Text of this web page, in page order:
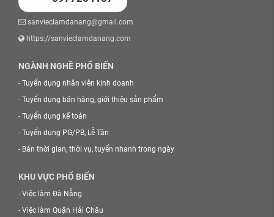
sanvieclamdanang@gmail.com
https://sanvieclamdanang.com
NGÀNH NGHỀ PHỔ BIẾN
- Tuyển dụng nhân viên kinh doanh
- Tuyển dụng bán hàng, giới thiệu sản phẩm
- Tuyển dụng kế toán
- Tuyển dụng PG/PB, Lễ Tân
- Bán thời gian, thời vụ, tuyển nhanh trong ngày
KHU VỰC PHỔ BIẾN
- Việc làm Đà Nẵng
- Việc làm Quận Hải Châu